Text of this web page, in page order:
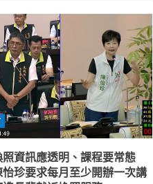
資訊應透明、課程要常態
珍要求每月至少開辦一次講